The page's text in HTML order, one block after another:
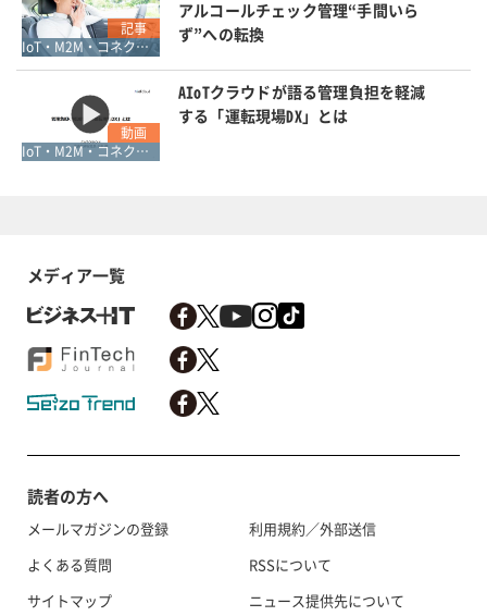
記事
IoT・M2M・コネクティブ
アルコールチェック管理“手間いら
ず”への転換
動画
IoT・M2M・コネクティブ
AIoTクラウドが語る管理負担を軽減
する「運転現場DX」とは
メディア一覧
読者の方へ
メールマガジンの登録
よくある質問
サイトマップ
利用規約／外部送信
RSSについて
ニュース提供先について